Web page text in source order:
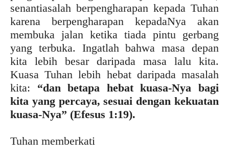
senantiasalah berpengharapan kepada Tuhan
karena berpengharapan kepadaNya akan
membuka jalan ketika tiada pintu gerbang
yang terbuka. Ingatlah bahwa masa depan
kita lebih besar daripada masa lalu kita.
Kuasa Tuhan lebih hebat daripada masalah
kita: “dan betapa hebat kuasa-Nya bagi
kita yang percaya, sesuai dengan kekuatan
kuasa-Nya” (Efesus 1:19).
Tuhan memberkati